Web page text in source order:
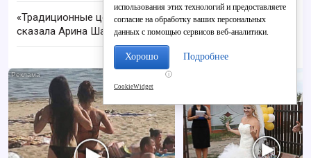
«Традиционные ценности - это наша ДНК»: что
сказала Арина Шарапова в Кирове
i
использования этих технологий и предоставляете
согласие на обработку ваших персональных
данных с помощью сервисов веб-аналитики.
Хорошо Подробнее
CookieWidget